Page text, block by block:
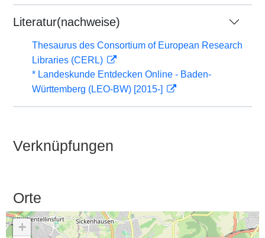
Literatur(nachweise)
Thesaurus des Consortium of European Research
Libraries (CERL)
* Landeskunde Entdecken Online - Baden-
Württemberg (LEO-BW) [2015-]
Verknüpfungen
Orte
+